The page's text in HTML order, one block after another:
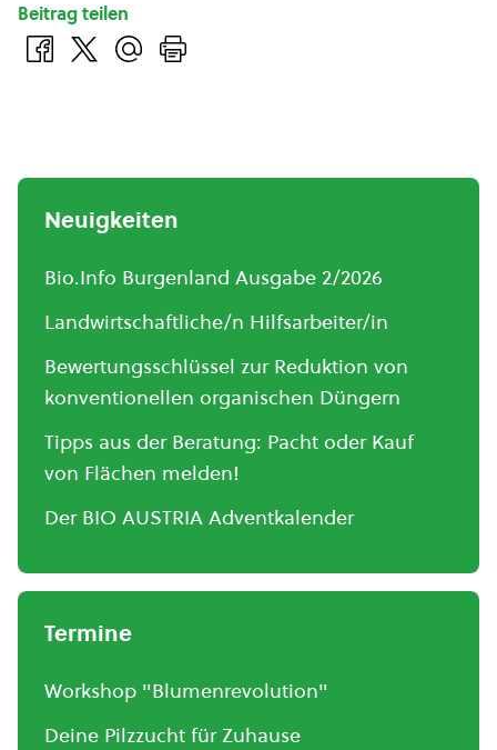
Beitrag teilen
Neuigkeiten
Bio.Info Burgenland Ausgabe 2/2026
Landwirtschaftliche/n Hilfsarbeiter/in
Bewertungsschlüssel zur Reduktion von
konventionellen organischen Düngern
Tipps aus der Beratung: Pacht oder Kauf
von Flächen melden!
Der BIO AUSTRIA Adventkalender
Termine
Workshop "Blumenrevolution"
Deine Pilzzucht für Zuhause